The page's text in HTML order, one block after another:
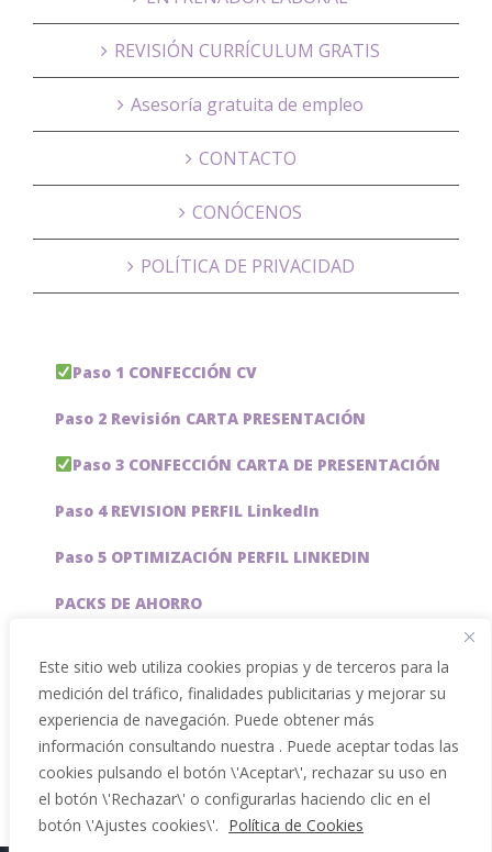
Este sitio web utiliza cookies propias y de terceros para la
medición del tráfico, finalidades publicitarias y mejorar su
experiencia de navegación. Puede obtener más
información consultando nuestra . Puede aceptar todas las
cookies pulsando el botón \'Aceptar\', rechazar su uso en
el botón \'Rechazar\' o configurarlas haciendo clic en el
botón \'Ajustes cookies\'. Política de Cookies
REVISIÓN CURRÍCULUM GRATIS
Asesoría gratuita de empleo
CONTACTO
CONÓCENOS
POLÍTICA DE PRIVACIDAD
Paso 1 CONFECCIÓN CV
Paso 2 Revisión CARTA PRESENTACIÓN
Paso 3 CONFECCIÓN CARTA DE PRESENTACIÓN
Paso 4 REVISION PERFIL LinkedIn
Paso 5 OPTIMIZACIÓN PERFIL LINKEDIN
PACKS DE AHORRO
Servicios especiales